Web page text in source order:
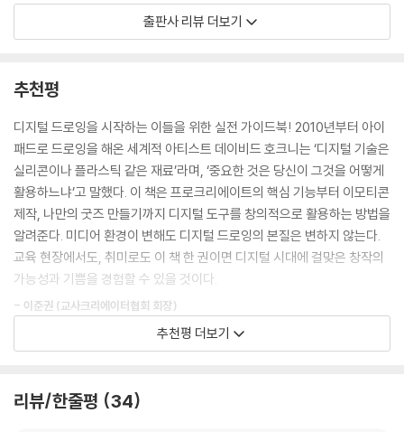
작을 어려워합니다. 또한 요즘 SNS를 보면 귀여운 이모티콘, 개성 넘치는
인스타툰, 감각적인 굿즈까지 ‘그림’을 활용한 콘텐츠가 넘쳐납니다. 한 번
‘디지털 드로잉’은 이런 분들에게 좋은 해법이 됩니다. 다른 재료는 필요 없
이 태블릿과 펜 하나만 있으면, 여러분이 앉아 있는 그곳이 바로 멋진 그림
살롱이 된답니다.
아이패드와 프로크리에이트(Procreate)를 통해 디지털 드로잉을 시작
하는 데 필요한 모든 것을 이 책 『디지털 드로잉, 처음이라도 괜찮아』에 정
성스럽게 담았습니다. 초보자도 쉽게 디지털 드로잉을 시작할 수 있는 길
잡이가 되도록 집필했습니다. 프로크리에이트의 기초부터 나만의 캐릭터,
미롭고 재미있게 배울 수 있도록 알차게 구성했습니다. 미술 및 교육 분야
의 각기 다른 경험을 가진 네 명의 저자가 ‘누구라도, 원한다면, 그림을 그
리는 즐거운 일상이 가능해지도록’ 하기 위해 의기투합하여 그 노하우를
출판사 리뷰 더보기
추천평
디지털 드로잉을 시작하는 이들을 위한 실전 가이드북! 2010년부터 아이
패드로 드로잉을 해온 세계적 아티스트 데이비드 호크니는 ‘디지털 기술은
실리콘이나 플라스틱 같은 재료’라며, ‘중요한 것은 당신이 그것을 어떻게
활용하느냐’고 말했다. 이 책은 프로크리에이트의 핵심 기능부터 이모티콘
제작, 나만의 굿즈 만들기까지 디지털 도구를 창의적으로 활용하는 방법을
알려준다. 미디어 환경이 변해도 디지털 드로잉의 본질은 변하지 않는다.
교육 현장에서도, 취미로도 이 책 한 권이면 디지털 시대에 걸맞은 창작의
가능성과 기쁨을 경험할 수 있을 것이다.
- 이준권 (교사크리에이터협회 회장)
AI를 활용해 누구나 몇 초 만에 멋진 캐릭터나 웹툰을 만들어낼 수 있는 시
점에서 『디지털 드로잉, 처음이라도 괜찮아』는 매우 특별한 책이다. 단순
추천평 더보기
리뷰/한줄평 34